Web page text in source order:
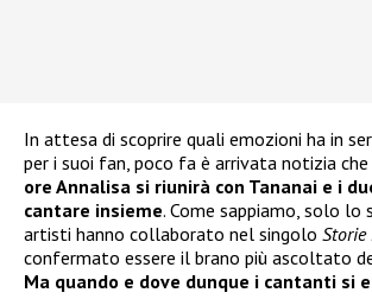
In attesa di scoprire quali emozioni ha in
per i suoi fan, poco fa è arrivata notizia che
ore Annalisa si riunirà con Tananai e i
cantare insieme. Come sappiamo, solo lo
artisti hanno collaborato nel singolo Storie
confermato essere il brano più ascoltato
Ma quando e dove dunque i cantanti si